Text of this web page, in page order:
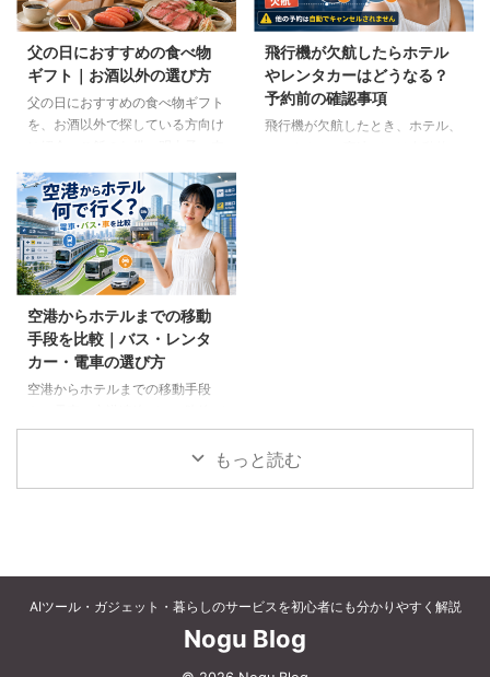
父の日におすすめの食べ物
ギフト｜お酒以外の選び方
父の日におすすめの食べ物ギフト
を、お酒以外で探している方向け
など、父の好みに合わせた選び方
と注意点を解説します。
飛行機が欠航したらホテル
やレンタカーはどうなる？
予約前の確認事項
飛行機が欠航したとき、ホテル、
空港からホテルまでの移動
手段を比較｜バス・レンタ
カー・電車の選び方
空港からホテルまでの移動手段
ス、タクシー、レンタカーで比較
します。料金、荷物、人数、到着もっと読む
AIツール・ガジェット・暮らしのサービスを初心者にも分かりやすく解説
Nogu Blog